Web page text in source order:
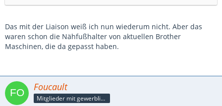
Das mit der Liaison weiß ich nun wiederum nicht. Aber das
waren schon die Nähfußhalter von aktuellen Brother
Maschinen, die da gepasst haben.
Foucault
Mitglieder mit gewerblicher Verbindung, auch als Mitarbeiter/in